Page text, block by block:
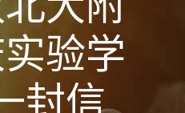
验学
封信